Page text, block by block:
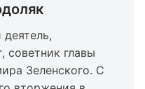
советник главы
Зеленского. С